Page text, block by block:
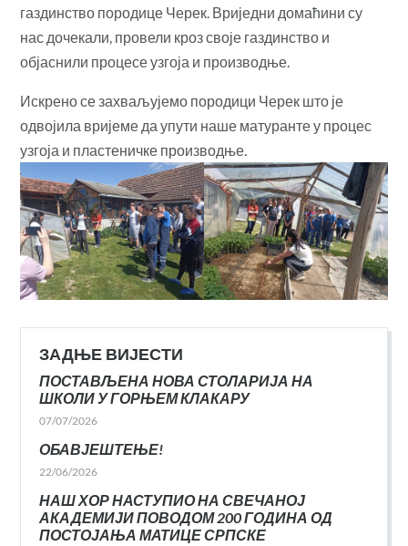
газдинство породице Черек. Вриједни домаћини су
нас дочекали, провели кроз своје газдинство и
објаснили процесе узгоја и производње.
Искрено се захваљујемо породици Черек што је
одвојила вријеме да упути наше матуранте у процес
узгоја и пластеничке производње.
ЗАДЊЕ ВИЈЕСТИ
ПОСТАВЉЕНА НОВА СТОЛАРИЈА НА
ШКОЛИ У ГОРЊЕМ КЛАКАРУ
07/07/2026
ОБАВЈЕШТЕЊЕ!
22/06/2026
НАШ ХОР НАСТУПИО НА СВЕЧАНОЈ
АКАДЕМИЈИ ПОВОДОМ 200 ГОДИНА ОД
ПОСТОЈАЊА МАТИЦЕ СРПСКЕ